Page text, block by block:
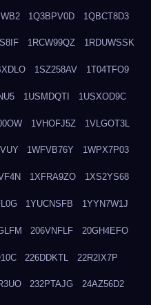
1Q3BPV0D 1QBCT8D3
1RCW99QZ 1RDUWSSK
1SZ258AV 1T04TFO9
1USMDQTI 1USXOD9C
1VHOFJ5Z 1VLGOT3L
1WFVB76Y 1WPX7P03
1XFRA9ZO 1XS2YS68
1YUCNSFB 1YYN7W1J
206VNFLF 20GH4EFO
226DDKTL 22R2IX7P
232PTAJG 24AZ56D2